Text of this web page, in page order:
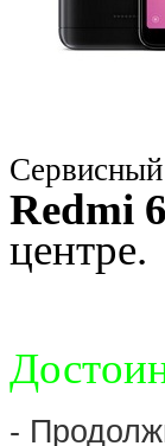
Сервисный
Redmi 6
центре.
-